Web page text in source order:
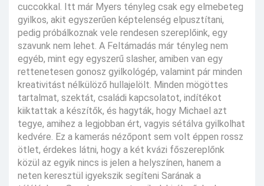
cuccokkal. Itt már Myers tényleg csak egy elmebeteg
gyilkos, akit egyszerűen képtelenség elpusztítani,
pedig próbálkoznak vele rendesen szereplőink, egy
szavunk nem lehet. A Feltámadás már tényleg nem
egyéb, mint egy egyszerű slasher, amiben van egy
rettenetesen gonosz gyilkológép, valamint pár minden
kreativitást nélkülöző hullajelölt. Minden mögöttes
tartalmat, szektát, családi kapcsolatot, indítékot
kiiktattak a készítők, és hagyták, hogy Michael azt
tegye, amihez a legjobban ért, vagyis sétálva gyilkolhat
kedvére. Ez a kamerás nézőpont sem volt éppen rossz
ötlet, érdekes látni, hogy a két kvázi főszereplőnk
közül az egyik nincs is jelen a helyszínen, hanem a
neten keresztül igyekszik segíteni Sarának a